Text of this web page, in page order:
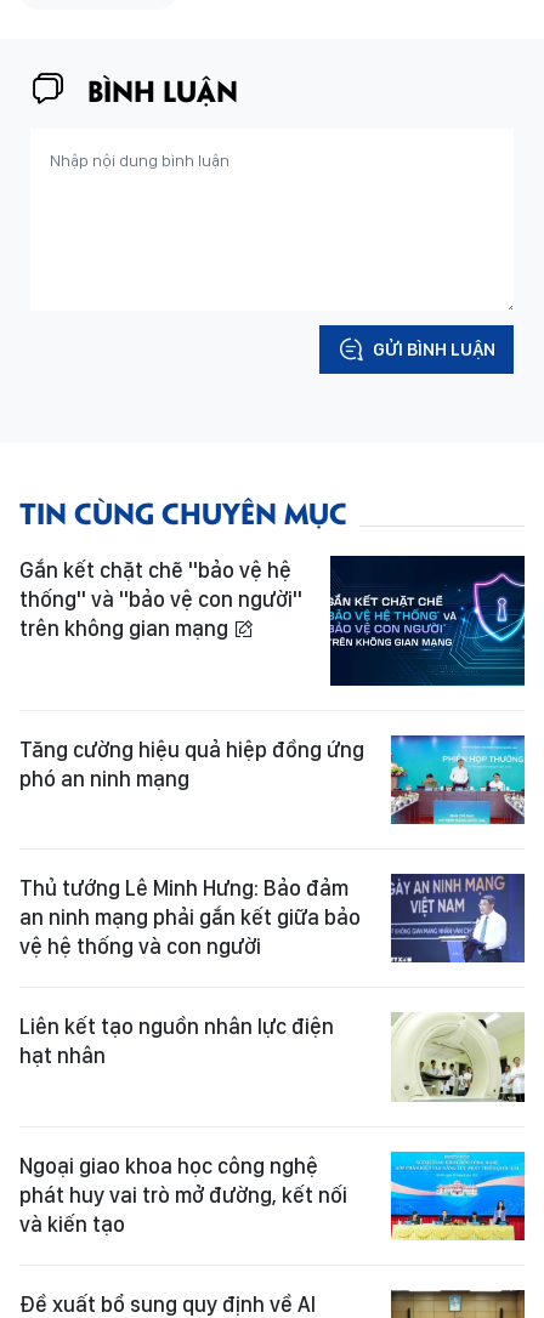
BÌNH LUẬN
GỬI BÌNH LUẬN
TIN CÙNG CHUYÊN MỤC
Gắn kết chặt chẽ "bảo vệ hệ
thống" và "bảo vệ con người"
trên không gian mạng
Tăng cường hiệu quả hiệp đồng ứng
phó an ninh mạng
Thủ tướng Lê Minh Hưng: Bảo đảm
an ninh mạng phải gắn kết giữa bảo
vệ hệ thống và con người
Liên kết tạo nguồn nhân lực điện
hạt nhân
Ngoại giao khoa học công nghệ
phát huy vai trò mở đường, kết nối
và kiến tạo
Đề xuất bổ sung quy định về AI